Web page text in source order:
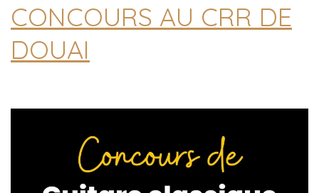
CONCOURS AU CRR DE
DOUAI